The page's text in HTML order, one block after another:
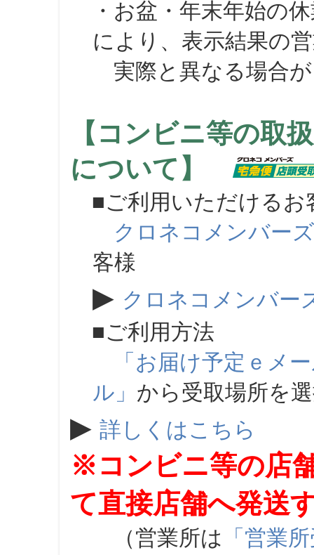
・お盆・年末年始の
により、表示結果の
実際と異なる場合が
【コンビニ等の取
について】
■ご利用いただけるお
クロネコメンバーズ
客様
▶ クロネコメンバー
■ご利用方法
「お届け予定ｅメ
ル」 から受取場所を
▶ 詳しくはこちら
※コンビニ等の店
て直接店舗へ発送
（営業所は 「営業